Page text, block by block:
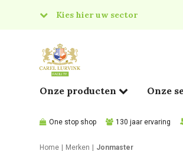
Kies hier uw sector
Food
Onze producten Onze
One stop shop 130 jaar ervaring
Home Merken Jonmaster